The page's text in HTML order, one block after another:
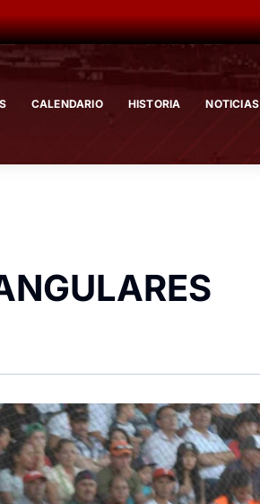
CALENDARIO HISTORIA NOTICIAS